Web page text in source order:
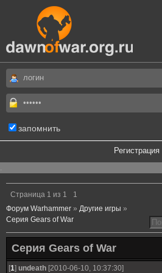
запомнить
Регистрация
.
Страница 1 из 1
1
Форум Warhammer » Другие игры »
Серия Gears of War
Серия Gears of War
[1] undeath [2010-06-10, 10:37:30]